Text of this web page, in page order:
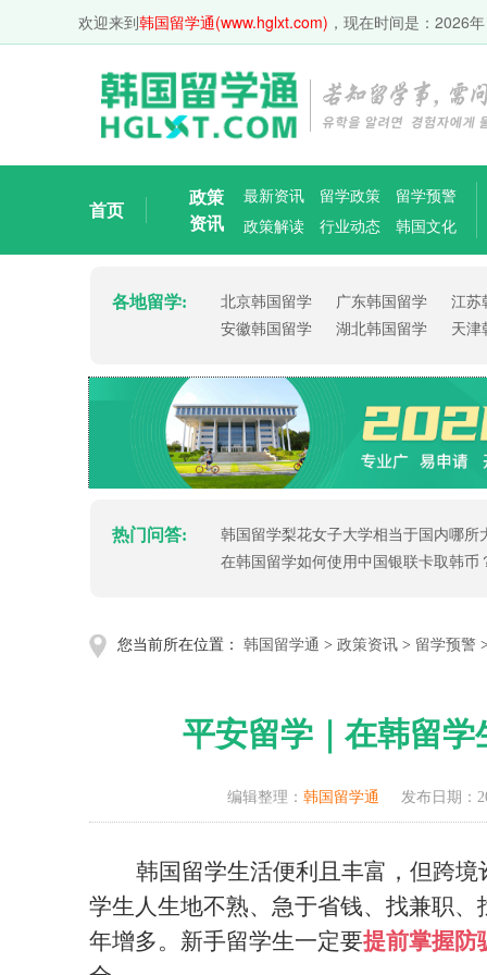
欢迎来到韩国留学通(www.hglxt.com) ，现在时间是： 2026
首页
政策
资讯
最新资讯 留学政策
留学预警
政策解读
行业动态 韩国文化
各地留学: 北京韩国留学 广东韩国留学
江苏
安徽韩国留学
湖北韩国留学 天津
热门问答:
韩国留学梨花女子大学相当于国内哪所
在韩国留学如何使用中国银联卡取韩币
您当前所在位置： 韩国留学通 > 政策资讯 > 留学预警
平安留学｜在韩留
编辑整理： 韩国留学通 发布日期：
韩国留学生活便利且丰富，但跨
学生人生地不熟、急于省钱、找兼职
年增多。新手留学生一定要提前掌握防